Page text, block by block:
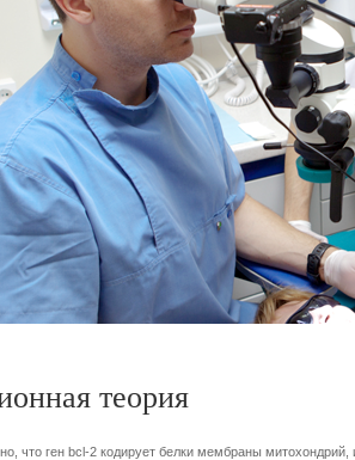
теория
что ген bcl-2 кодирует белки мембраны